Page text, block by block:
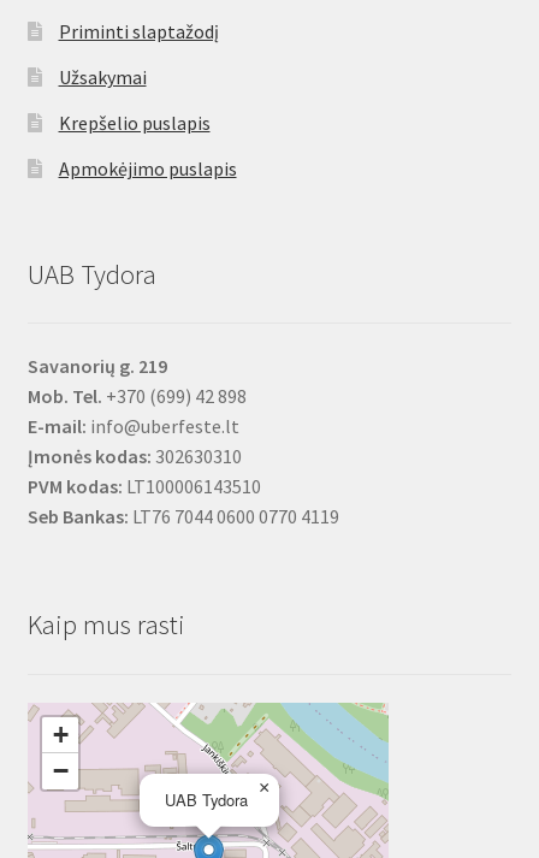
Priminti slaptažodį
Užsakymai
Krepšelio puslapis
Apmokėjimo puslapis
UAB Tydora
Savanorių g. 219
Mob. Tel. +370 (699) 42 898
E-mail: info@uberfeste.lt
Įmonės kodas: 302630310
PVM kodas: LT100006143510
Seb Bankas: LT76 7044 0600 0770 4119
Kaip mus rasti
UAB Tydora
×
+
−